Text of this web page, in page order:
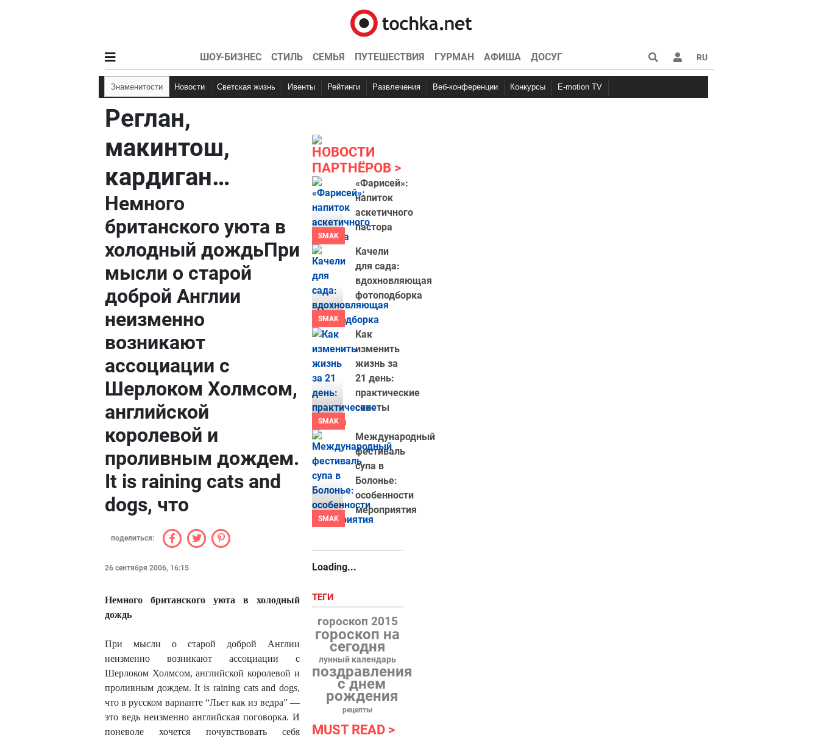
ШОУ-БИЗНЕС СТИЛЬ СЕМЬЯ ПУТЕШЕСТВИЯ ГУРМАН АФИША ДОСУГ RU
Знаменитости Новости Светская жизнь Ивенты Рейтинги Развлечения Веб-конференции Конкурсы E-motion TV
Реглан,
макинтош,
кардиган…
Немного
британского уюта в
холодный дождьПри
мысли о старой
доброй Англии
неизменно
возникают
ассоциации с
Шерлоком Холмсом,
английской
королевой и
проливным дождем.
It is raining cats and
dogs, что
поделиться:
26 сентября 2006, 16:15
Немного британского уюта в холодный
дождь
При мысли о старой доброй Англии
неизменно возникают ассоциации с
Шерлоком Холмсом, английской королевой и
проливным дождем. It is raining cats and dogs,
что в русском варианте “Льет как из ведра” —
это ведь неизменно английская поговорка. И
поневоле хочется почувствовать себя
НОВОСТИ
ПАРТНЁРОВ
SMAK
«Фарисей»:
напиток
аскетичного
пастора
SMAK
Качели
для сада:
вдохновляющая
фотоподборка
SMAK
Как
изменить
жизнь за
21 день:
практические
советы
SMAK
Международный
фестиваль
супа в
Болонье:
особенности
мероприятия
Loading...
ТЕГИ
гороскоп 2015
гороскоп на
сегодня
лунный календарь
поздравления
с днем
рождения
рецепты
MUST READ